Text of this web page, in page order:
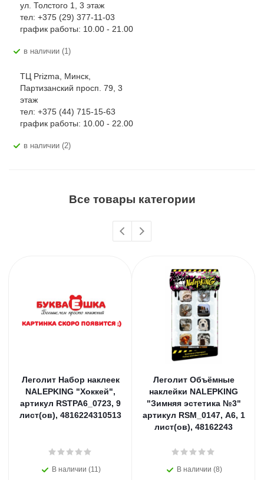
ул. Толстого 1, 3 этаж
тел: +375 (29) 377-11-03
график работы: 10.00 - 21.00
В наличии (1)
ТЦ Prizma, Минск,
Партизанский просп. 79, 3
этаж
тел: +375 (44) 715-15-63
график работы: 10.00 - 22.00
В наличии (2)
Все товары категории
Леголит Набор наклеек
NALEPKING "Хоккей",
артикул RSTPA6_0723, 9
лист(ов), 4816224310513
В наличии (11)
Леголит Объёмные
наклейки NALEPKING
"Зимняя эстетика №3"
артикул RSM_0147, A6, 1
лист(ов), 48162243
В наличии (8)